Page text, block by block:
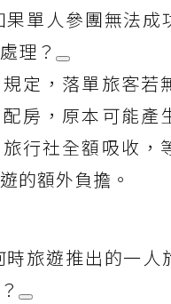
果單人參團無法成
理？
定，落單旅客若
房，原本可能產
行社全額吸收，
的額外負擔。
時旅遊推出的一人